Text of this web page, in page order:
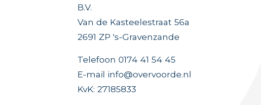
B.V.
Van de Kasteelestraat 56a
2691 ZP 's-Gravenzande
Telefoon 0174 41 54 45
E-mail info@overvoorde.nl
KvK: 27185833